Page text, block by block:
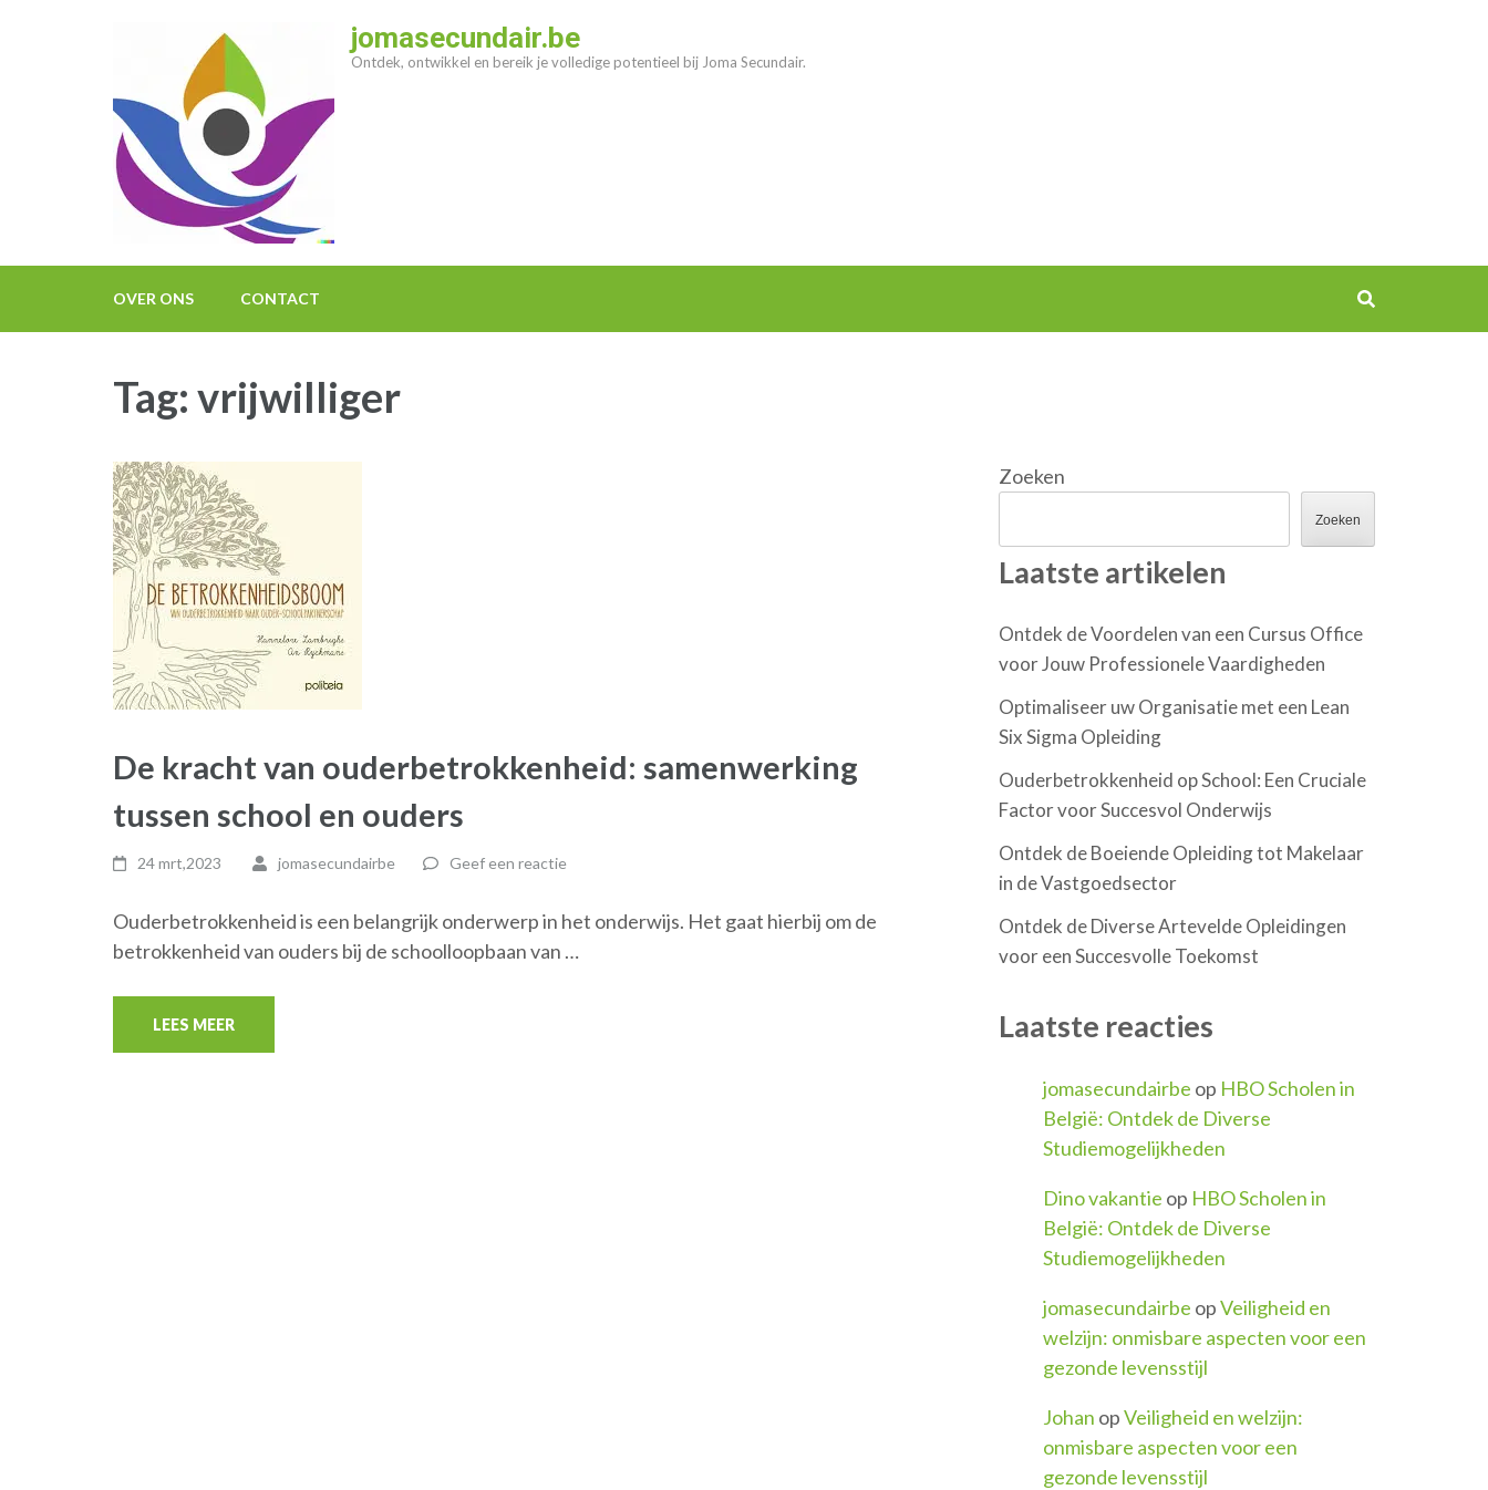
jomasecundair.be
Ontdek, ontwikkel en bereik je volledige potentieel bij Joma Secundair.
OVER ONS CONTACT
Tag:vrijwilliger
De kracht van ouderbetrokkenheid: samenwerking
tussen school en ouders
24 mrt,2023 jomasecundairbe Geef een reactie
Ouderbetrokkenheid is een belangrijk onderwerp in het onderwijs. Het gaat hierbij om de
betrokkenheid van ouders bij de schoolloopbaan van …
LEES MEER
Zoeken
Zoeken
Laatste artikelen
Ontdek de Voordelen van een Cursus Office
voor Jouw Professionele Vaardigheden
Optimaliseer uw Organisatie met een Lean
Six Sigma Opleiding
Ouderbetrokkenheid op School: Een Cruciale
Factor voor Succesvol Onderwijs
Ontdek de Boeiende Opleiding tot Makelaar
in de Vastgoedsector
Ontdek de Diverse Artevelde Opleidingen
voor een Succesvolle Toekomst
Laatste reacties
jomasecundairbe op HBO Scholen in
België: Ontdek de Diverse
Studiemogelijkheden
Dino vakantie op HBO Scholen in
België: Ontdek de Diverse
Studiemogelijkheden
jomasecundairbe opVeiligheid en
welzijn: onmisbare aspecten voor een
gezonde levensstijl
Johan opVeiligheid en welzijn:
onmisbare aspecten voor een
gezonde levensstijl